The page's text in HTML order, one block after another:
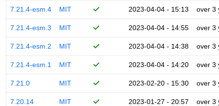
7.21.4-esm.4 MIT 2023-04-04 - 15:13 over 3
7.21.4-esm.3 MIT 2023-04-04 - 14:55 over 3
7.21.4-esm.2 MIT 2023-04-04 - 14:38 over 3
7.21.4-esm.1 MIT 2023-04-04 - 14:20 over 3
7.21.0 MIT 2023-02-20 - 15:30 over 3
7.20.14 MIT 2023-01-27 - 20:57 over 3